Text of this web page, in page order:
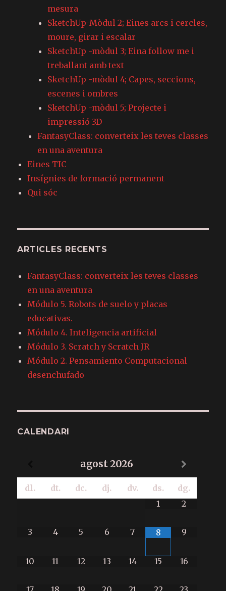
mesura
SketchUp-Mòdul 2; Eines arcs i cercles,
moure, girar i escalar
SketchUp -mòdul 3; Eina follow me i
treballant amb text
SketchUp -mòdul 4; Capes, seccions,
escenes i ombres
SketchUp -mòdul 5; Projecte i
impressió 3D
FantasyClass: converteix les teves classes
en una aventura
Eines TIC
Insígnies de formació permanent
Qui sóc
ARTICLES RECENTS
FantasyClass: converteix les teves classes
en una aventura
Módulo 5. Robots de suelo y placas
educativas.
Módulo 4. Inteligencia artificial
Módulo 3. Scratch y Scratch JR
Módulo 2. Pensamiento Computacional
desenchufado
CALENDARI
agost2026
dl. dt. dc. dj. dv. ds.
dg.
1
2
3 4 5 6 7 8 9
10 11 12 13 14 15 16